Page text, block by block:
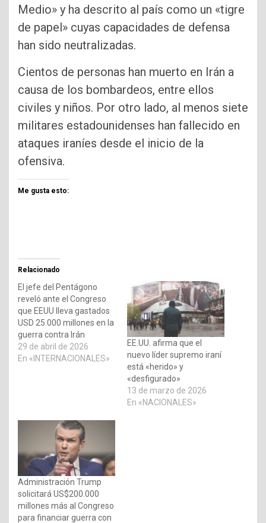
Medio» y ha descrito al país como un «tigre
de papel» cuyas capacidades de defensa
han sido neutralizadas.
Cientos de personas han muerto en Irán a
causa de los bombardeos, entre ellos
civiles y niños. Por otro lado, al menos siete
militares estadounidenses han fallecido en
ataques iraníes desde el inicio de la
ofensiva.
Me gusta esto:
Relacionado
El jefe del Pentágono
reveló ante el Congreso
que EEUU lleva gastados
USD 25.000 millones en la
guerra contra Irán
29 de abril de 2026
En «INTERNACIONALES»
EE.UU. afirma que el
nuevo líder supremo iraní
está «herido» y
«desfigurado»
13 de marzo de 2026
En «NACIONALES»
Administración Trump
solicitará US$200.000
millones más al Congreso
para financiar guerra con